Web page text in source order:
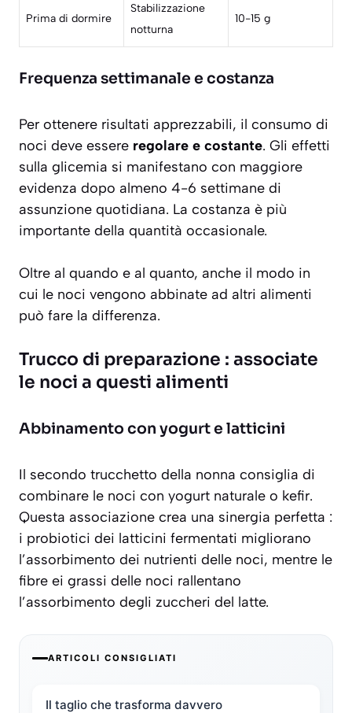
Prima di dormire
Stabilizzazione
notturna
10-15 g
Frequenza settimanale e costanza
Per ottenere risultati apprezzabili, il consumo di
noci deve essere regolare e costante. Gli effetti
sulla glicemia si manifestano con maggiore
evidenza dopo almeno 4-6 settimane di
assunzione quotidiana. La costanza è più
importante della quantità occasionale.
Oltre al quando e al quanto, anche il modo in
cui le noci vengono abbinate ad altri alimenti
può fare la differenza.
Trucco di preparazione : associate
le noci a questi alimenti
Abbinamento con yogurt e latticini
Il secondo trucchetto della nonna consiglia di
combinare le noci con yogurt naturale o kefir.
Questa associazione crea una sinergia perfetta :
i probiotici dei latticini fermentati migliorano
l’assorbimento dei nutrienti delle noci, mentre le
fibre ei grassi delle noci rallentano
l’assorbimento degli zuccheri del latte.
ARTICOLI CONSIGLIATI
Il taglio che trasforma davvero